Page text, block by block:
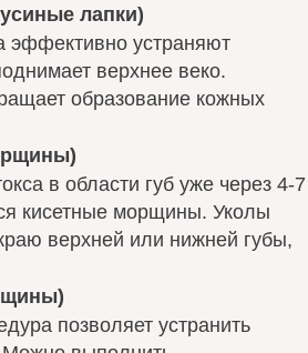
лапки)
эффективно устраняют
верхнее веко.
образование кожных
в области губ уже через 4-7
кисетные морщины. Уколы
верхней или нижней губы,
позволяет устранить